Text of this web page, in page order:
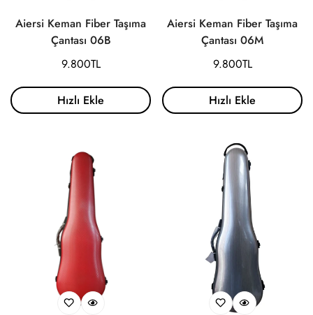
Aiersi Keman Fiber Taşıma
Çantası 06B
Normal
9.800TL
Hızlı Ekle
Aiersi Keman Fiber Taşıma
Çantası 06M
Normal
9.800TL
Hızlı Ekle